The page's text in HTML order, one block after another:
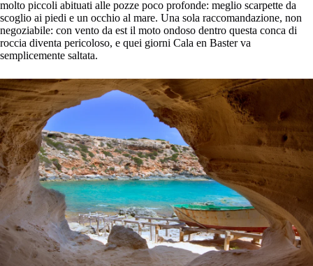
molto piccoli abituati alle pozze poco profonde: meglio scarpette da
scoglio ai piedi e un occhio al mare. Una sola raccomandazione, non
negoziabile: con vento da est il moto ondoso dentro questa conca di
roccia diventa pericoloso, e quei giorni Cala en Baster va
semplicemente saltata.